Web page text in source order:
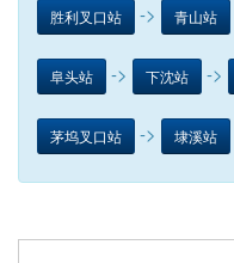
胜利叉口站 -> 青山站
阜头站 -> 下沈站 ->
茅坞叉口站 -> 埭溪站